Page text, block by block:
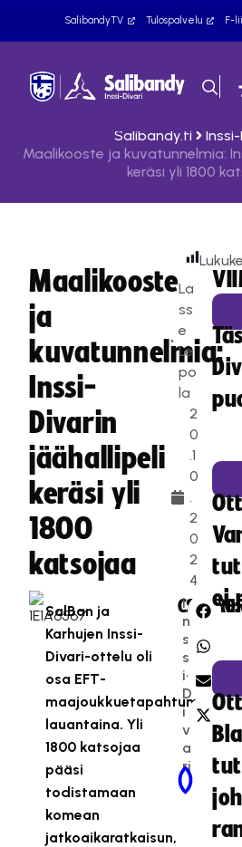
SalibandyTV Tulospalvelu F-
Salibandy.fi
Maalikooste ja kuvatunnelmia:
keräsi yli 1800
Maalikooste
ja
kuvatunnelmia:
Inssi-
Divarin
jäähallipeli
keräsi yli
1800
katsojaa
La
ss
e
Le
po
la
2
0
.1
0
.
2
0
2
4
SalBan ja
Karhujen Inssi-
Divari-ottelu oli
osa EFT-
maajoukkuetapahtumaa
lauantaina. Yli
1800 katsojaa
pääsi
todistamaan
komean
jatkoaikaratkaisun,
I
n
s
s
i-
D
i
v
a
ri
SHARE:
Newer Post
ei